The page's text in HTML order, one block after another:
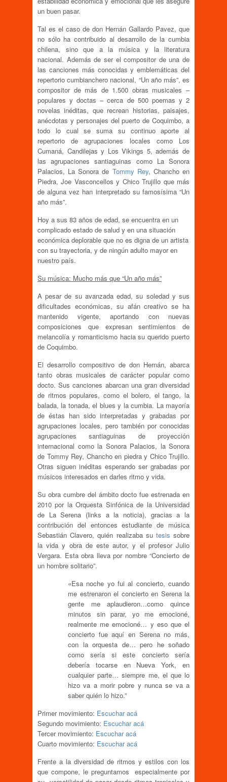
un buen pasar.
Tal es el caso de don Hernán Gallardo Pavez, que
no sólo ha contribuido al desarrollo de la cumbia
chilena, sino que a la música y la literatura
nacional. Además de ser el compositor de una de
las canciones más conocidas y emblemáticas del
repertorio cumbianchero nacional, “Un año más”, es
compositor de más de 1.500 obras musicales –
populares y doctas – cerca de 500 poemas y 2
novelas inéditas, que recrean historias, paisajes,
anécdotas y personajes del puerto de Coquimbo, a
todo lo cual se suma su continuo aporte al
repertorio de agrupaciones locales como Los
Cumaná, Candilejas y Los Vikings 5, además de
las agrupaciones santiaguinas como La Sonora
Palacios, La Sonora de Tommy Rey, Chancho en
Piedra, Joe Vasconcellos y Chico Trujillo que más
de alguna vez han interpretado su famosísima “Un
año más”.
Hoy a sus 83 años de edad, se encuentra en un
complicado estado de salud y en una situación
económica deplorable que no es digna de un artista
con su trayectoria, y de ningún adulto mayor en
nuestro país.
Su música: Mucho más que “Un año más”
A pesar de su avanzada edad, su soledad y sus
dificultades económicas, su afán creativo se ha
mantenido vigente, aportando con nuevas
composiciones que expresan sentimientos de
melancolía y romanticismo hacia su querido puerto
de Coquimbo.
El desarrollo compositivo de don Hernán, abarca
tanto obras musicales de carácter popular como
docto. Sus canciones abarcan una gran diversidad
de ritmos populares, como el bolero, el tango, la
balada, la tonada, el blues y la cumbia. La mayoría
de éstas han sido interpretadas y grabadas por
agrupaciones locales, pero también por conocidas
agrupaciones santiaguinas de proyección
internacional como la Sonora Palacios, la Sonora
de Tommy Rey, Chancho en piedra y Chico Trujillo.
Otras siguen inéditas esperando ser grabadas por
músicos interesados en darles ritmo y vida.
Su obra cumbre del ámbito docto fue estrenada en
2010 por la Orquesta Sinfónica de la Universidad
de La Serena (links a la noticia), gracias a la
contribución del entonces estudiante de música
Sebastián Clavero, quién realizaba su tesis sobre
la vida y obra de este autor, y el profesor Julio
Vergara. Esta obra lleva por nombre “Concierto de
un hombre solitario”.
«Esa noche yo fui al concierto, cuando
me estrenaron el concierto en Serena la
gente me aplaudieron…como quince
minutos sin parar, yo me emocioné,
realmente me emocioné… y eso que el
concierto fue aquí en Serena no más,
con la orquesta de… pero he soñado
como sería si este concierto sería
debería tocarse en Nueva York, en
cualquier parte… siempre me, el que lo
hizo va a morir pobre y nunca se va a
saber quién lo hizo.”
Primer movimiento: Escuchar acá
Segundo movimiento: Escuchar acá
Tercer movimiento: Escuchar acá
Cuarto movimiento: Escuchar acá
Frente a la diversidad de ritmos y estilos con los
que compone, le preguntamos especialmente por